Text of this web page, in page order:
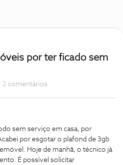
por ter ficado sem
2 comentários
sem serviço em casa, por
por esgotar o plafond de 3gb
Hoje de manhã, o técnico já
É possível solicitar